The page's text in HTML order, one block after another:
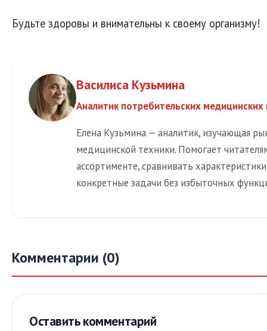
Будьте здоровы и внимательны к своему организму!
Василиса Кузьмина
Аналитик потребительских
Елена Кузьмина — аналитик, изучающая
медицинской техники. Помогает
ассортименте, сравнивать
конкретные задачи без избыточных
Комментарии (0)
Оставить комментарий